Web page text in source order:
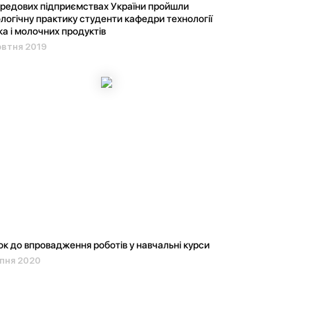
підприємствах України пройшли
практику студенти кафедри технології
і молочних продуктів
2019
до впровадження роботів у навчальні курси
2020